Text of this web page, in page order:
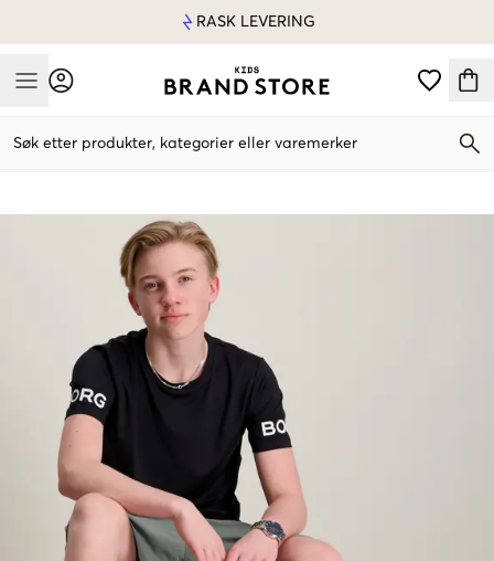
RASK LEVERING
Mobile Menu
Søk etter produkter, kategorier eller varemerker